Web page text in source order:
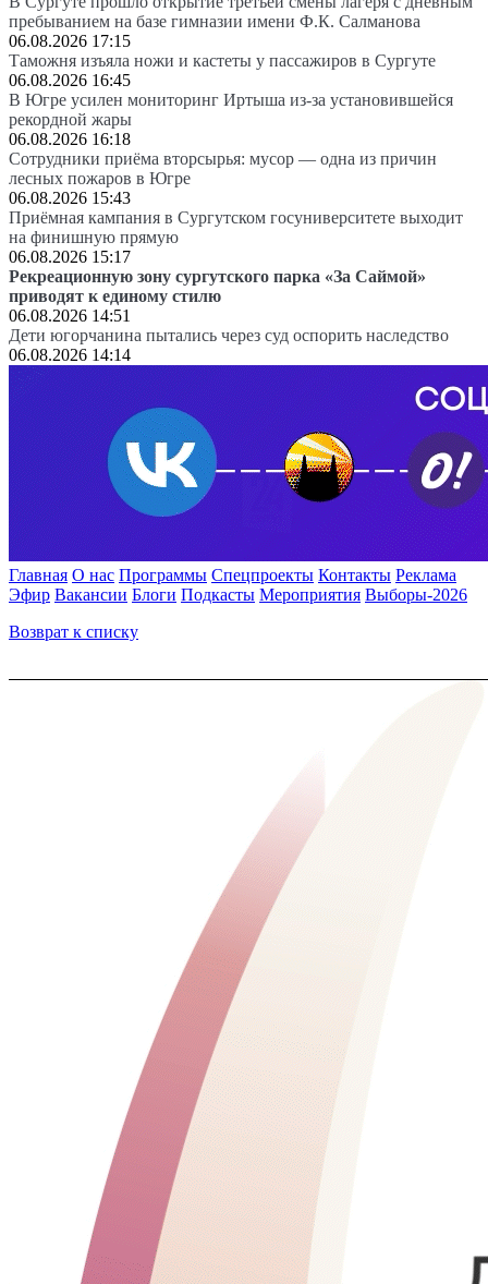
пребыванием на базе гимназии имени Ф.К. Салманова
06.08.2026 17:15
Таможня изъяла ножи и кастеты у пассажиров в Сургуте
06.08.2026 16:45
В Югре усилен мониторинг Иртыша из-за установившейся
рекордной жары
06.08.2026 16:18
Сотрудники приёма вторсырья: мусор — одна из причин
лесных пожаров в Югре
06.08.2026 15:43
Приёмная кампания в Сургутском госуниверситете выходит
на финишную прямую
06.08.2026 15:17
Рекреационную зону сургутского парка «За Саймой»
приводят к единому стилю
06.08.2026 14:51
Дети югорчанина пытались через суд оспорить наследство
06.08.2026 14:14
Главная О нас Программы Спецпроекты Контакты Реклама
Эфир Вакансии Блоги Подкасты Мероприятия Выборы-2026
Возврат к списку